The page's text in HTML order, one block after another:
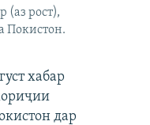
(аз рост),
Покистон.
хабар
дар